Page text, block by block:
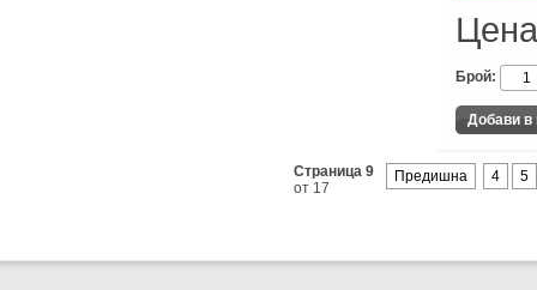
Брой:
Предишна 4 5
Страница 9
от 17